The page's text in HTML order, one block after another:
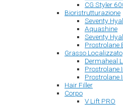
CG Styler
Bioristrutturazione
Seventy
Aquashine
Seventy
Prostrolane
Grasso Localizzato
Dermaheal
Prostrolane
Prostrolane
Hair Filler
Corpo
V Lift PRO